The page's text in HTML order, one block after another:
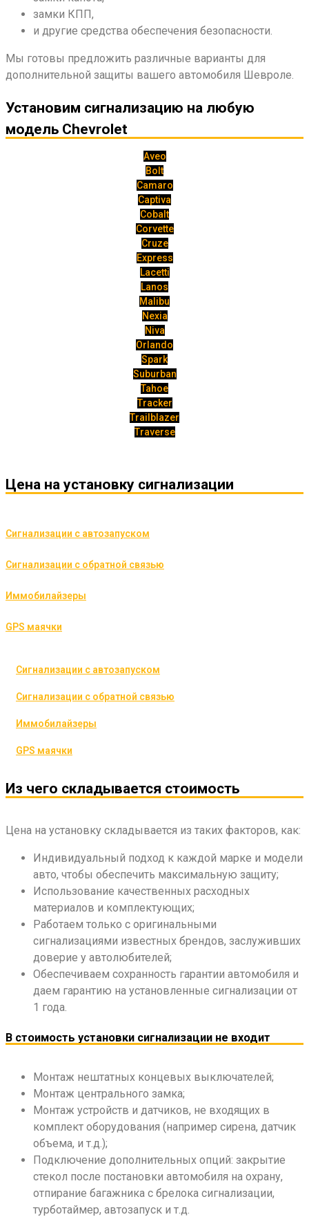
замки КПП,
и другие средства обеспечения безопасности.
Мы готовы предложить различные варианты для
дополнительной защиты вашего автомобиля Шевроле.
Установим сигнализацию на любую
модель Chevrolet
Aveo
Bolt
Camaro
Captiva
Cobalt
Corvette
Cruze
Express
Lacetti
Lanos
Malibu
Nexia
Niva
Orlando
Spark
Suburban
Tahoe
Tracker
Trailblazer
Traverse
Цена на установку сигнализации
Сигнализации с автозапуском
Сигнализации с обратной связью
Иммобилайзеры
GPS маячки
Сигнализации с автозапуском
Сигнализации с обратной связью
Иммобилайзеры
GPS маячки
Из чего складывается стоимость
Цена на установку складывается из таких факторов, как:
Индивидуальный подход к каждой марке и модели
авто, чтобы обеспечить максимальную защиту;
Использование качественных расходных
материалов и комплектующих;
Работаем только с оригинальными
сигнализациями известных брендов, заслуживших
доверие у автолюбителей;
Обеспечиваем сохранность гарантии автомобиля и
даем гарантию на установленные сигнализации от
1 года.
В стоимость установки сигнализации не входит
Монтаж нештатных концевых выключателей;
Монтаж центрального замка;
Монтаж устройств и датчиков, не входящих в
комплект оборудования (например сирена, датчик
объема, и т.д.);
Подключение дополнительных опций: закрытие
стекол после постановки автомобиля на охрану,
отпирание багажника с брелока сигнализации,
турботаймер, автозапуск и т.д.